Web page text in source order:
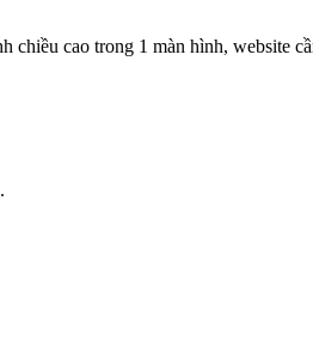
cao trong 1 màn hình, website